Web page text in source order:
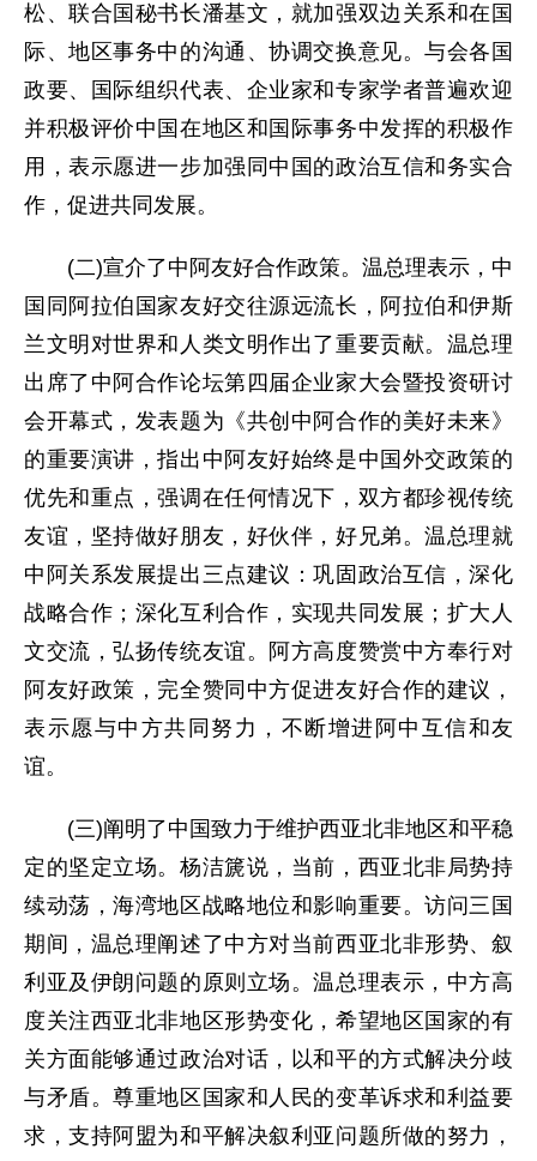
松、联合国秘书长潘基文，就加强双边关系和在国
际、地区事务中的沟通、协调交换意见。与会各国
政要、国际组织代表、企业家和专家学者普遍欢迎
并积极评价中国在地区和国际事务中发挥的积极作
用，表示愿进一步加强同中国的政治互信和务实合
作，促进共同发展。
(二)宣介了中阿友好合作政策。温总理表示，中
国同阿拉伯国家友好交往源远流长，阿拉伯和伊斯
兰文明对世界和人类文明作出了重要贡献。温总理
出席了中阿合作论坛第四届企业家大会暨投资研讨
会开幕式，发表题为《共创中阿合作的美好未来》
的重要演讲，指出中阿友好始终是中国外交政策的
优先和重点，强调在任何情况下，双方都珍视传统
友谊，坚持做好朋友，好伙伴，好兄弟。温总理就
中阿关系发展提出三点建议：巩固政治互信，深化
战略合作；深化互利合作，实现共同发展；扩大人
文交流，弘扬传统友谊。阿方高度赞赏中方奉行对
阿友好政策，完全赞同中方促进友好合作的建议，
表示愿与中方共同努力，不断增进阿中互信和友
谊。
(三)阐明了中国致力于维护西亚北非地区和平稳
定的坚定立场。杨洁篪说，当前，西亚北非局势持
续动荡，海湾地区战略地位和影响重要。访问三国
期间，温总理阐述了中方对当前西亚北非形势、叙
利亚及伊朗问题的原则立场。温总理表示，中方高
度关注西亚北非地区形势变化，希望地区国家的有
关方面能够通过政治对话，以和平的方式解决分歧
与矛盾。尊重地区国家和人民的变革诉求和利益要
求，支持阿盟为和平解决叙利亚问题所做的努力，